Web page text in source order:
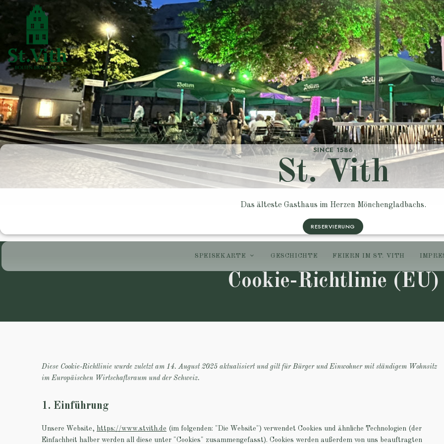
SPEISEKARTE GESCHICHTE FEIERN IM ST. VITH
SINCE 1586
St. Vith
Das älteste Gasthaus im Herzen Mönchengladbachs.
RESERVIERUNG
Cookie-Richtlinie (EU)
Diese Cookie-Richtlinie wurde zuletzt am 14. August 2025 aktualisiert und gilt für Bürger und Einwohner mit ständigem Wohnsitz
im Europäischen Wirtschaftsraum und der Schweiz.
1. Einführung
Unsere Website, https://www.stvith.de (im folgenden: "Die Website") verwendet Cookies und ähnliche Technologien (der
Einfachheit halber werden all diese unter "Cookies" zusammengefasst). Cookies werden außerdem von uns beauftragten